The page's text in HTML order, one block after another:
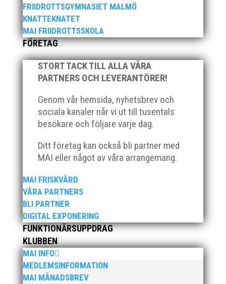
FRIIDROTTSGYMNASIET MALMÖ
KNATTEKNATET
MAI FRIIDROTTSSKOLA
FÖRETAG
STORT TACK TILL ALLA VÅRA
PARTNERS OCH LEVERANTÖRER!
Genom vår hemsida, nyhetsbrev och
sociala kanaler når vi ut till tusentals
besökare och följare varje dag.
Ditt företag kan också bli partner med
MAI eller något av våra arrangemang.
MAI FRISKVÅRD
VÅRA PARTNERS
BLI PARTNER
DIGITAL EXPONERING
FUNKTIONÄRSUPPDRAG
KLUBBEN
MAI INFO
MEDLEMSINFORMATION
MAI MÅNADSBREV
När Friidrottssverige samlades för fest gick en av
utmärkelserna till MAI och Kalvinknatet – Lasses
skötebarn i alla år. MAI-delegationen fick ta emot
ordförande Fredrik Wennolf på plats för att ta emot
hyllningarna. –...
Som traditionen bjuder så var vi ett helt gäng löpare
från MAI RUNNERS som sprang det mysiga
Sylvesterloppet på självaste nyårsafton. Formen är
enkel, ett eller två varv runt Pildammsparken (2,7 km
respektive 5,4 kilometer), med tidtagning på de fem
främsta i varje...